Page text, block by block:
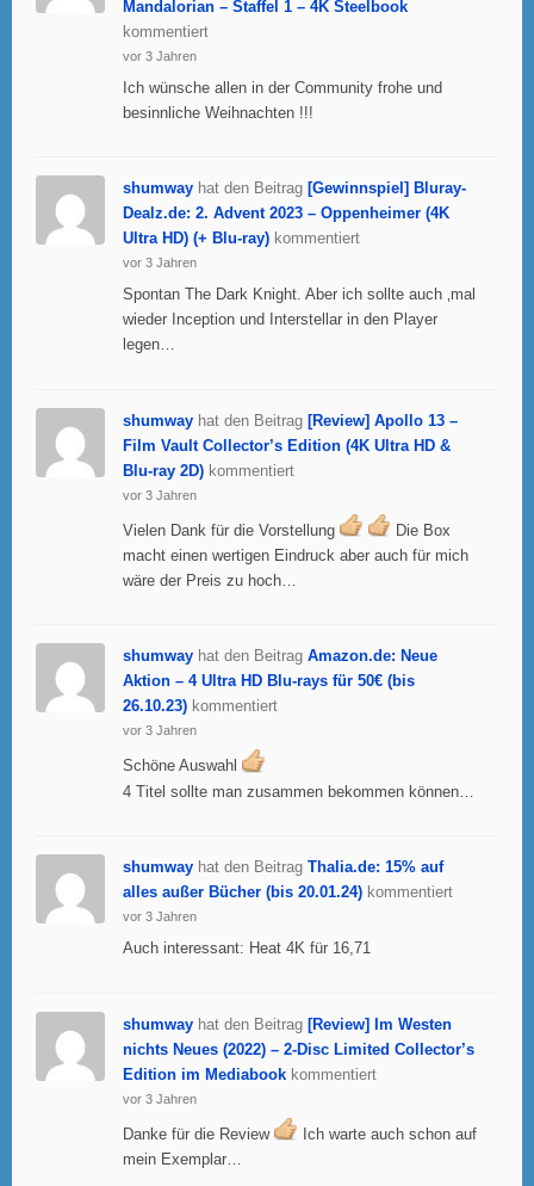
Mandalorian – Staffel 1 – 4K Steelbook
kommentiert
vor 3 Jahren
Ich wünsche allen in der Community frohe und
besinnliche Weihnachten !!!
shumway hat den Beitrag [Gewinnspiel] Bluray-
Dealz.de: 2. Advent 2023 – Oppenheimer (4K
Ultra HD) (+ Blu-ray) kommentiert
vor 3 Jahren
Spontan The Dark Knight. Aber ich sollte auch ‚mal
wieder Inception und Interstellar in den Player
legen…
shumway hat den Beitrag [Review] Apollo 13 –
Film Vault Collector’s Edition (4K Ultra HD &
Blu-ray 2D) kommentiert
vor 3 Jahren
Vielen Dank für die Vorstellung
Die Box
macht einen wertigen Eindruck aber auch für mich
wäre der Preis zu hoch…
shumway hat den Beitrag Amazon.de: Neue
Aktion – 4 Ultra HD Blu-rays für 50€ (bis
26.10.23) kommentiert
vor 3 Jahren
Schöne Auswahl
4 Titel sollte man zusammen bekommen können…
shumway hat den Beitrag Thalia.de: 15% auf
alles außer Bücher (bis 20.01.24) kommentiert
vor 3 Jahren
Auch interessant: Heat 4K für 16,71
shumway hat den Beitrag [Review] Im Westen
nichts Neues (2022) – 2-Disc Limited Collector’s
Edition im Mediabook kommentiert
vor 3 Jahren
Danke für die Review
Ich warte auch schon auf
mein Exemplar…